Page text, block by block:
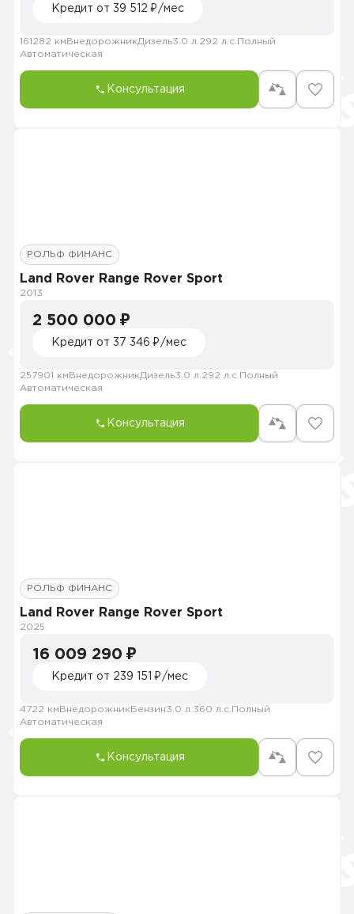
Кредит от 39 512 ₽/мес
161282 км ВнедорожникДизель3.0 л. 292 л.с. Полный
Автоматическая
Консультация
РОЛЬФ ФИНАНС
Land Rover Range Rover Sport
2013
2 500 000 ₽
Кредит от 37 346 ₽/мес
257901 км ВнедорожникДизель3.0 л. 292 л.с. Полный
Автоматическая
Консультация
РОЛЬФ ФИНАНС
Land Rover Range Rover Sport
2025
16 009 290 ₽
Кредит от 239 151 ₽/мес
4722 км Внедорожник Бензин3.0 л. 360 л.с. Полный
Автоматическая
Консультация